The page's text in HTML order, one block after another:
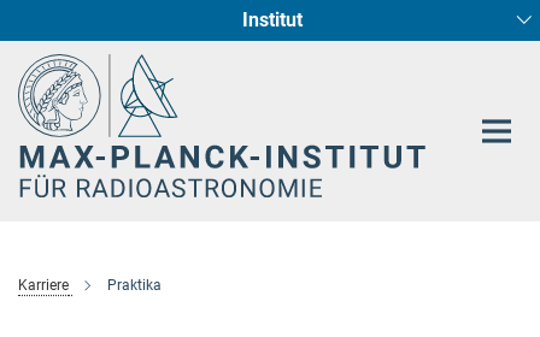
Institut
Radioastronomische Fundamentalphysik
Sternentstehung und Galaxienentwicklung
Karriere Praktika